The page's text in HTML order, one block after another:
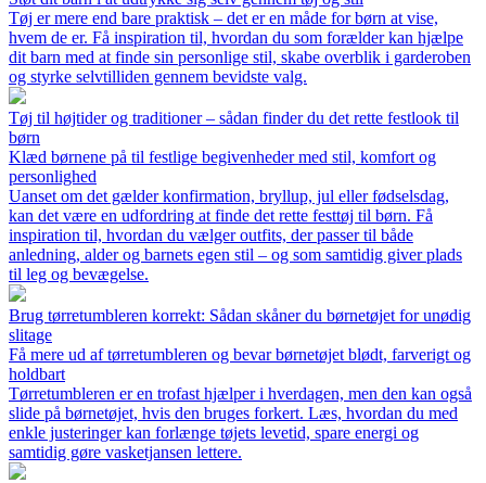
Tøj er mere end bare praktisk – det er en måde for børn at vise,
hvem de er. Få inspiration til, hvordan du som forælder kan hjælpe
dit barn med at finde sin personlige stil, skabe overblik i garderoben
og styrke selvtilliden gennem bevidste valg.
Tøj til højtider og traditioner – sådan finder du det rette festlook til
børn
Klæd børnene på til festlige begivenheder med stil, komfort og
personlighed
Uanset om det gælder konfirmation, bryllup, jul eller fødselsdag,
kan det være en udfordring at finde det rette festtøj til børn. Få
inspiration til, hvordan du vælger outfits, der passer til både
anledning, alder og barnets egen stil – og som samtidig giver plads
til leg og bevægelse.
Brug tørretumbleren korrekt: Sådan skåner du børnetøjet for unødig
slitage
Få mere ud af tørretumbleren og bevar børnetøjet blødt, farverigt og
holdbart
Tørretumbleren er en trofast hjælper i hverdagen, men den kan også
slide på børnetøjet, hvis den bruges forkert. Læs, hvordan du med
enkle justeringer kan forlænge tøjets levetid, spare energi og
samtidig gøre vasketjansen lettere.